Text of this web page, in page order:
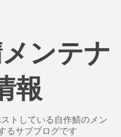
ンテナ
報
トしている自作鯖のメン
るサブブログです